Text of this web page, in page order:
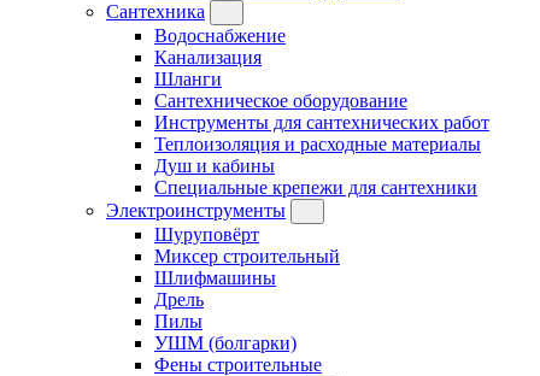
Сантехника
Водоснабжение
Канализация
Шланги
Сантехническое оборудование
Инструменты для сантехнических работ
Теплоизоляция и расходные материалы
Душ и кабины
Специальные крепежи для сантехники
Электроинструменты
Шуруповёрт
Миксер строительный
Шлифмашины
Дрель
Пилы
УШМ (болгарки)
Фены строительные